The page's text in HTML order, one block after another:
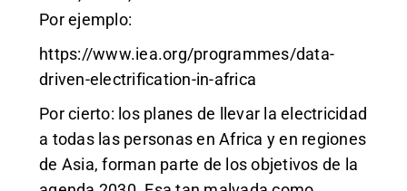
Por ejemplo:
https://www.iea.org/programmes/data-
driven-electrification-in-africa
Por cierto: los planes de llevar la electricidad
a todas las personas en Africa y en regiones
de Asia, forman parte de los objetivos de la